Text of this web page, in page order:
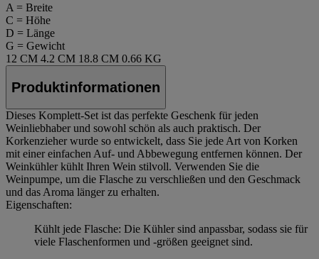
A = Breite
C = Höhe
D = Länge
G = Gewicht
12 CM 4.2 CM 18.8 CM 0.66 KG
Produktinformationen
Dieses Komplett-Set ist das perfekte Geschenk für jeden
Weinliebhaber und sowohl schön als auch praktisch. Der
Korkenzieher wurde so entwickelt, dass Sie jede Art von Korken
mit einer einfachen Auf- und Abbewegung entfernen können. Der
Weinkühler kühlt Ihren Wein stilvoll. Verwenden Sie die
Weinpumpe, um die Flasche zu verschließen und den Geschmack
und das Aroma länger zu erhalten.
Eigenschaften:
Kühlt jede Flasche: Die Kühler sind anpassbar, sodass sie für
viele Flaschenformen und -größen geeignet sind.